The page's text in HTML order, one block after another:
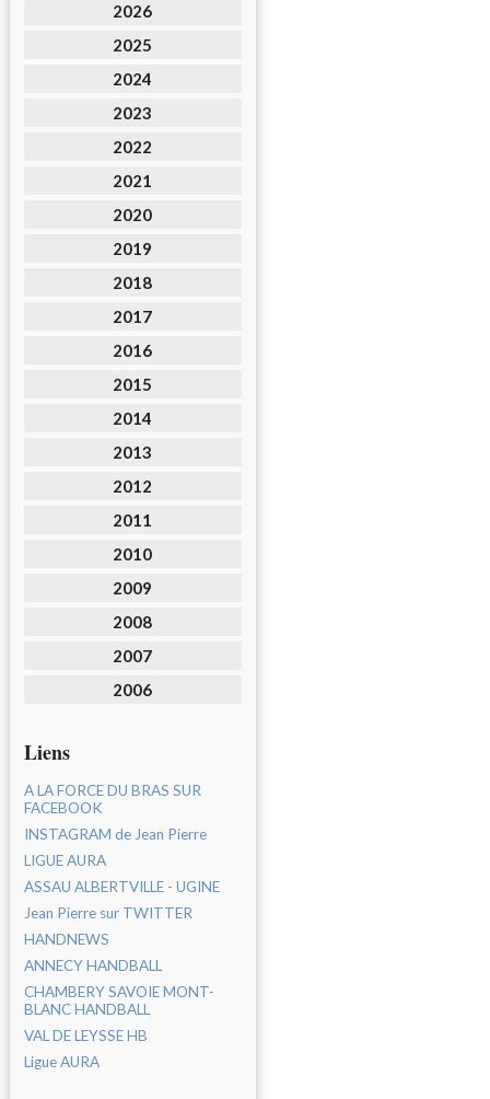
2026
2025
2024
2023
2022
2021
2020
2019
2018
2017
2016
2015
2014
2013
2012
2011
2010
2009
2008
2007
2006
Liens
A LA FORCE DU BRAS SUR
FACEBOOK
INSTAGRAM de Jean Pierre
LIGUE AURA
ASSAU ALBERTVILLE - UGINE
Jean Pierre sur TWITTER
HANDNEWS
ANNECY HANDBALL
CHAMBERY SAVOIE MONT-
BLANC HANDBALL
VAL DE LEYSSE HB
Ligue AURA